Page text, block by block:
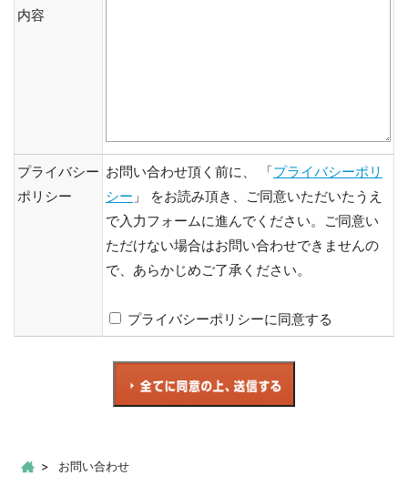
内容
プライバシー
ポリシー
お問い合わせ頂く前に、 「プライバシーポリ
シー 」 をお読み頂き、ご同意いただいたうえ
で入力フォームに進んでください。ご同意い
ただけない場合はお問い合わせできませんの
で、あらかじめご了承ください。
プライバシーポリシーに同意する
お問い合わせ